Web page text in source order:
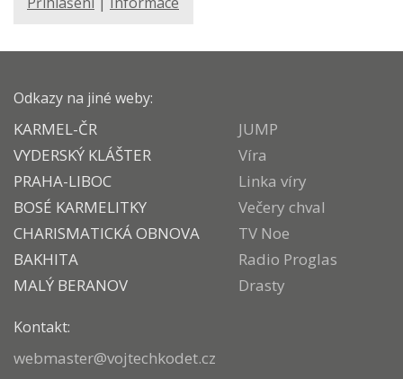
Odkazy na jiné weby:
KARMEL-ČR
VYDERSKÝ KLÁŠTER
PRAHA-LIBOC
BOSÉ KARMELITKY
CHARISMATICKÁ OBNOVA
BAKHITA
MALÝ BERANOV
JUMP
Víra
Linka víry
Večery chval
TV Noe
Radio Proglas
Drasty
Kontakt:
webmaster@vojtechkodet.cz